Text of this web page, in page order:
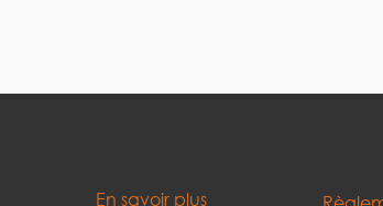
En savoir plus